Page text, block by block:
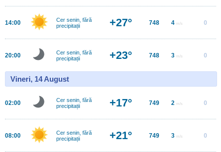
14:00
Cer senin, fără
precipitații
+27° 748 4 m/s 0
20:00
Cer senin, fără
precipitații
+23° 748 3 m/s 0
Vineri, 14 August
02:00
Cer senin, fără
precipitații
+17° 749 2 m/s 0
08:00
Cer senin, fără
precipitații
+21° 749 3 m/s 0